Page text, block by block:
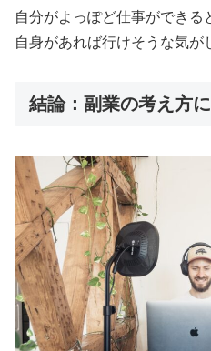
自分がよっぽど仕事ができる
自身があれば行けそうな気が
結論：副業の考え方